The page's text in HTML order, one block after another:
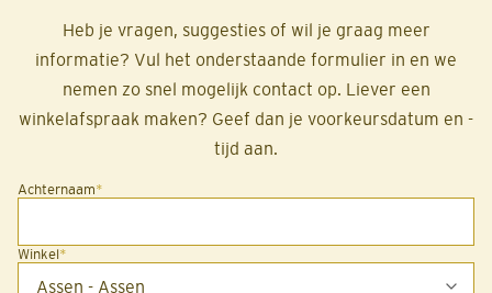
Heb je vragen, suggesties of wil je graag meer
informatie? Vul het onderstaande formulier in en we
nemen zo snel mogelijk contact op. Liever een
winkelafspraak maken? Geef dan je voorkeursdatum en -
tijd aan.
Achternaam*
Winkel*